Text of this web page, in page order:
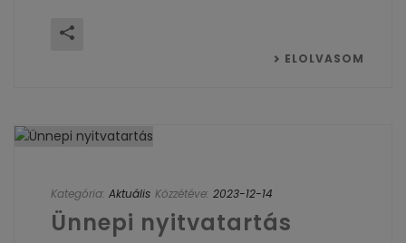
ELOLVASOM
Kategória: Aktuális Közzétéve: 2023-12-14
Ünnepi nyitvatartás